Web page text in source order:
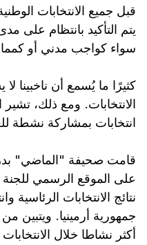
قبل جميع الانتخابات
يتم التأكيد بانتظام على
سواء كواجب مدني أو
كثيرًا ما يُسمع أن ناخبينا
الانتخابات. ومع ذلك،
انتخابات بمشاركة نشطة
قامت صحيفة "الماضي"
على الموقع الرسمي للجنة
نتائج الانتخابات الرئاسية
جمهورية أرمينيا. ويتبين من
أكثر نشاطا خلال